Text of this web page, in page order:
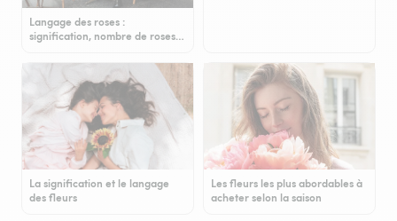
Langage des roses :
signification, nombre de roses…
La signification et le langage
des fleurs
Les fleurs les plus abordables à
acheter selon la saison